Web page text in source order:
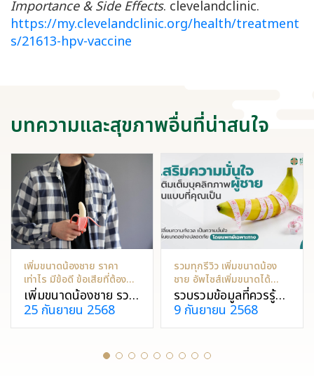
Importance & Side Effects. clevelandclinic.
https://my.clevelandclinic.org/health/treatment
s/21613-hpv-vaccine
บทความและสุขภาพอื่นที่น่าสนใจ
เพิ่มขนาดน้องชาย ราคา
เท่าไร มีข้อดี ข้อเสียที่ต้อง
กังวลไหม
เพิ่มขนาดน้องชาย รวม
ข้อมูลและราคาเพิ่ม
ขนาดน้องชาย เปรียบ
เทียบราคาแต่ละวิธีอย่าง
ชัดเจน ทั้งแบบผ่าตัด
25 กันยายน 2568
รวมทุกรีวิว เพิ่มขนาดน้อง
ชาย อัพไซส์เพิ่มขนาดได้
อย่างปลอดภัย
รวบรวมข้อมูลที่ควรรู้
และรีวิวเกี่ยวกับการเพิ่ม
ขนาดน้องชายทุกวิธีที่
ปลอดภัยและได้
มาตรฐาน พร้อมข้อควร
9 กันยายน 2568